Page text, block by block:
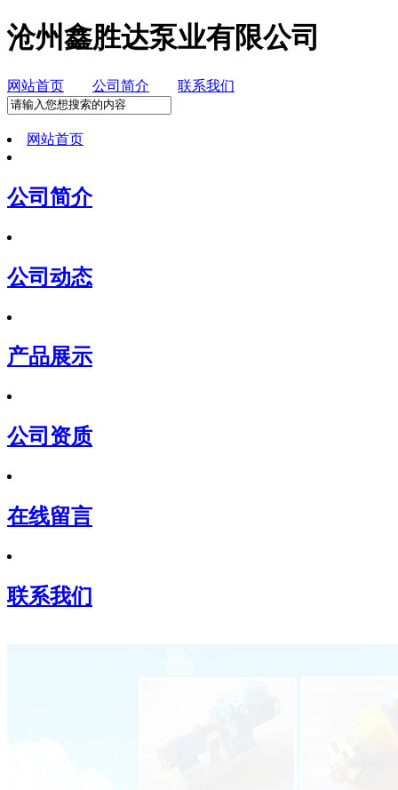
沧州鑫胜达泵业有限公司
网站首页 公司简介 联系我们
网站首页
公司简介
公司动态
产品展示
公司资质
在线留言
联系我们